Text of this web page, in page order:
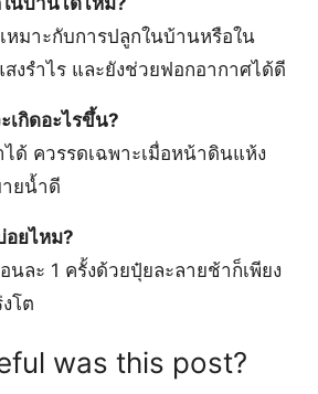
หมาะกับการปลูกในบ้านหรือใน
งรำไร และยังช่วยฟอกอากาศได้ดี
เกิดอะไรขึ้น?
ได้ ควรรดเฉพาะเมื่อหน้าดินแห้ง
ายน้ำดี
อยไหม?
นละ 1 ครั้งด้วยปุ๋ยละลายช้าก็เพียง
โต
was this post?